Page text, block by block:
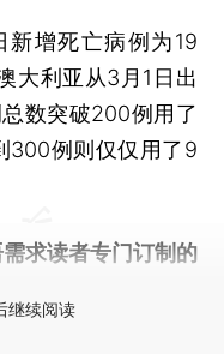
增死亡病例为19
大利亚从3月1日出
数突破200例用了
300例则仅仅用了9
求读者专门订制的
继续阅读